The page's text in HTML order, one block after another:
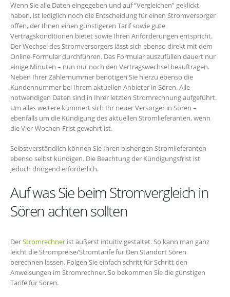
Wenn Sie alle Daten eingegeben und auf “Vergleichen” geklickt
haben, ist lediglich noch die Entscheidung für einen Stromversorger
offen, der Ihnen einen günstigeren Tarif sowie gute
Vertragskonditionen bietet sowie Ihren Anforderungen entspricht.
Der Wechsel des Stromversorgers lässt sich ebenso direkt mit dem
Online-Formular durchführen. Das Formular auszufüllen dauert nur
einige Minuten – nun nur noch den Vertragswechsel beauftragen.
Neben Ihrer Zählernummer benötigen Sie hierzu ebenso die
Kundennummer bei Ihrem aktuellen Anbieter in Sören. Alle
notwendigen Daten sind in Ihrer letzten Stromrechnung aufgeführt.
Um alles weitere kümmert sich Ihr neuer Versorger in Sören –
ebenfalls um die Kündigung des aktuellen Stromlieferanten, wenn
die Vier-Wochen-Frist gewahrt ist.
Selbstverständlich können Sie Ihren bisherigen Stromlieferanten
ebenso selbst kündigen. Die Beachtung der Kündigungsfrist ist
jedoch dringend erforderlich.
Auf was Sie beim Stromvergleich in
Sören achten sollten
DerStromrechner ist äußerst intuitiv gestaltet. So kann man ganz
leicht die Strompreise/Stromtarife für Den Standort Sören
berechnen lassen. Folgen Sie einfach schritt für Schritt den
Anweisungen im Stromrechner. So bekommen Sie die günstigen
Tarife für Sören.